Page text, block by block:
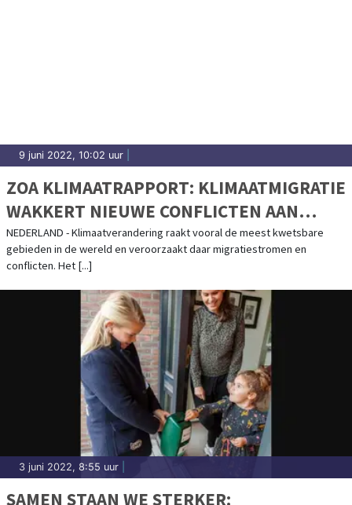
9 juni 2022, 10:02 uur
ZOA KLIMAATRAPPORT: KLIMAATMIGRATIE
WAKKERT NIEUWE CONFLICTEN AAN
“MAAK MENSEN KLIMAATWEERBAAR OM
SPIRAAL TE DOORBREKEN”
NEDERLAND - Klimaatverandering raakt vooral de meest kwetsbare
gebieden in de wereld en veroorzaakt daar migratiestromen en
conflicten. Het [...]
3 juni 2022, 8:55 uur
SAMEN STAAN WE STERKER: